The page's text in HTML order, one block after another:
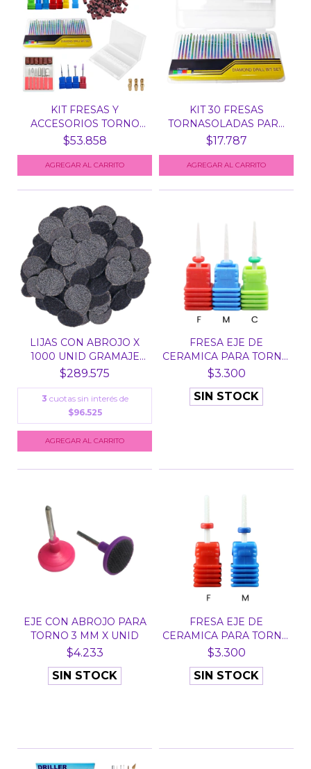
KIT FRESAS Y
ACCESORIOS TORNO
MANICURIA...
$53.858
AGREGAR AL CARRITO
KIT 30 FRESAS
TORNASOLADAS PARA
TORNO MA...
$17.787
LIJAS CON ABROJO X
1000 UNID GRAMAJE
80...
$289.575
3 cuotas sin interés de
$96.525
FRESA EJE DE
CERAMICA PARA TORNO
N° 7 -...
$3.300
SIN STOCK
EJE CON ABROJO PARA
TORNO 3 MM X UNID
$4.233
SIN STOCK
FRESA EJE DE
CERAMICA PARA TORNO
N° 10 -...
$3.300
SIN STOCK